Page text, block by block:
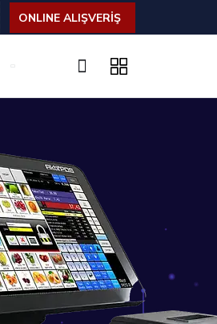
ONLINE ALIŞVERİŞ